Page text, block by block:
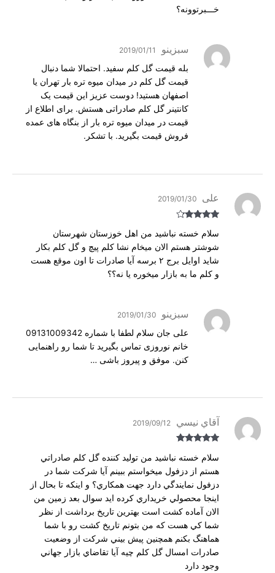
خـــبرتوونه؟
سبزینو 2019/01/11
بله قیمت گل کلم سفید. احتمالا شما دنبال
قیمت گل کلم در میدان میوه تره بار تهران یا
اصفهان هستید! دوست عزیز این قیمت یک
کانتینر گل کلم صادراتی هستش. برای اطلاع از
قیمت در میدان میوه تره بار از بنگاه های عمده
فروش قیمت بگیرید. با تشکر.
out of 5
علی 2019/01/30
سلام خسته نباشید من اهل خوزستان شهرستان
شوشتر هستم الان میخام نشا کلم پیچ و گل کلم بکار
شاید اوایل برج ۲ برسه آیا صادرات تا اون موقع هست
و کلم ما به بازار میخوره یا نه؟؟
سبزینو 2019/01/30
علی جان سلام لطفا با شماره 09131009342
خانم نوروزی تماس بگیرید تا شما رو راهنمایی
کنن. موفق و پیروز باشی …
of 5
آقاي نيسي 2019/09/12
سلام خسته نباشيد من توليد كننده گل كلم صادراتي
هستم از دزفول ميخواستم ببينم آيا شركت شما در
دزفول نمايندگي دارد جهت همكاري؟ و اينكه تا بحال از
اينجا محصولي خريداري كرده ايد سوال بعد زمين من
الان آماده كشت است بهترين تاريخ برداشت از نظر
شما كي هست كه من بتونم تاريخ كشت رو با شما
هماهنگ بكنم همچنين پيش بيني شركت از وضعيت
صادرات امسال گل كلم چيه آيا تقاضاي بازار جهاني
وجود دارد